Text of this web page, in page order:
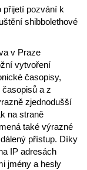
přijetí pozvání k
shibbolethové
v Praze
vytvoření
časopisy,
a z
zjednodušší
na straně
také výrazné
přístup. Díky
IP adresách
jmény a hesly